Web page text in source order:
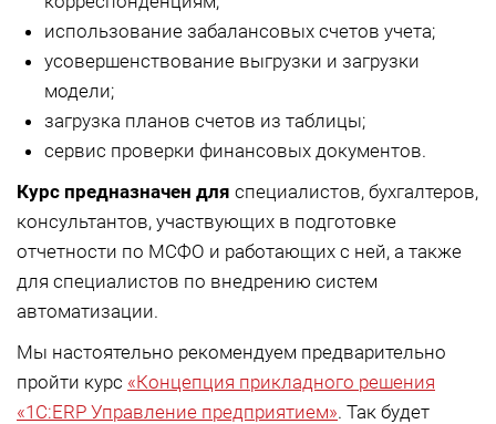
использование забалансовых счетов учета;
усовершенствование выгрузки и загрузки
модели;
загрузка планов счетов из таблицы;
сервис проверки финансовых документов.
Курс предназначен для специалистов, бухгалтеров,
консультантов, участвующих в подготовке
отчетности по МСФО и работающих с ней, а также
для специалистов по внедрению систем
автоматизации.
Мы настоятельно рекомендуем предварительно
пройти курс «Концепция прикладного решения
«1С:ERP Управление предприятием». Так будет